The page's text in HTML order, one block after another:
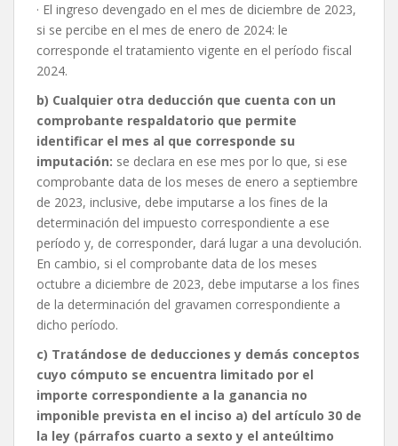
· El ingreso devengado en el mes de diciembre de 2023,
si se percibe en el mes de enero de 2024: le
corresponde el tratamiento vigente en el período fiscal
2024.
b) Cualquier otra deducción que cuenta con un
comprobante respaldatorio que permite
identificar el mes al que corresponde su
imputación: se declara en ese mes por lo que, si ese
comprobante data de los meses de enero a septiembre
de 2023, inclusive, debe imputarse a los fines de la
determinación del impuesto correspondiente a ese
período y, de corresponder, dará lugar a una devolución.
En cambio, si el comprobante data de los meses
octubre a diciembre de 2023, debe imputarse a los fines
de la determinación del gravamen correspondiente a
dicho período.
c) Tratándose de deducciones y demás conceptos
cuyo cómputo se encuentra limitado por el
importe correspondiente a la ganancia no
imponible prevista en el inciso a) del artículo 30 de
la ley (párrafos cuarto a sexto y el anteúltimo